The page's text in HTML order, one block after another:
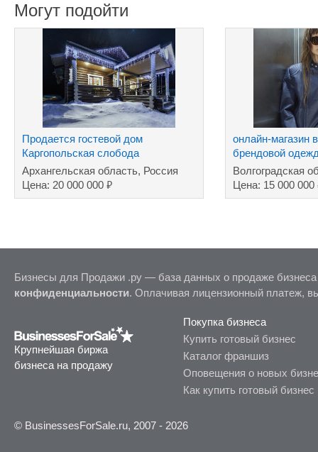
Могут подойти
Продается гостевой дом
Каргопольская слобода
Архангельская область, Россия
Цена: 20 000 000 ₽
онлайн-магазин
брендовой
Волгоградская
Цена: 15 000 000
Бизнесы для Продажи .ру — база данных о продаже
конфиденциальности. Оплачивая лицензионный платеж,
Крупнейшая биржа
бизнеса на продажу
Покупка бизнеса
Купить готовый бизнес
Каталог франшиз
Оповещения о новых
Как купить готовый бизнес
© BusinessesForSale.ru, 2007 - 2026